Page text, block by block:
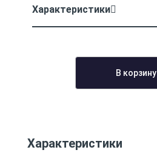
Характеристики
В корзину
Характеристики